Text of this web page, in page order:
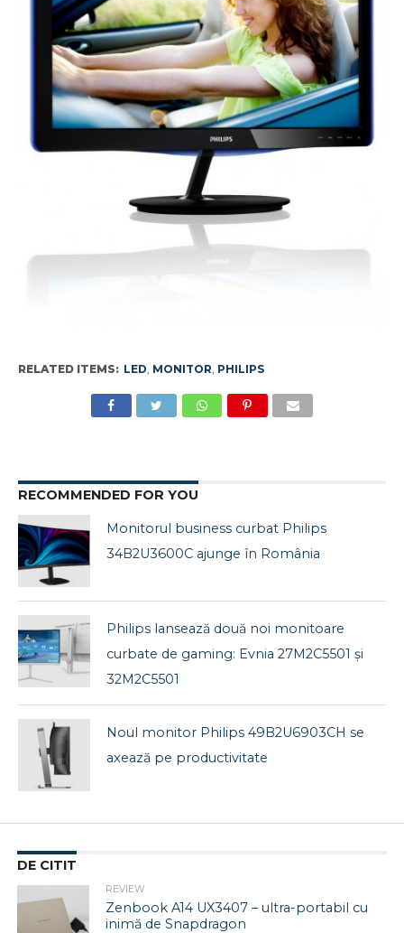
RELATED ITEMS: LED MONITOR PHILIPS
RECOMMENDED FOR YOU
Monitorul business curbat Philips
34B2U3600C ajunge în România
Philips lansează două noi monitoare
curbate de gaming: Evnia 27M2C5501 și
32M2C5501
Noul monitor Philips 49B2U6903CH se
axează pe productivitate
DE CITIT
REVIEW
Zenbook A14 UX3407 – ultra-portabil cu
inimă de Snapdragon